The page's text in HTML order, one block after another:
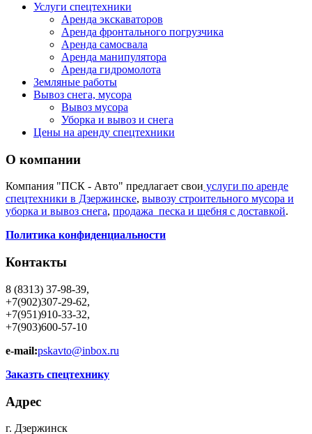
Услуги спецтехники
Аренда экскаваторов
Аренда фронтального погрузчика
Аренда самосвала
Аренда манипулятора
Аренда гидромолота
Земляные работы
Вывоз снега, мусора
Вывоз мусора
Уборка и вывоз и снега
Цены на аренду спецтехники
О компании
Компания "ПСК - Авто" предлагает свои услуги по аренде
спецтехники в Дзержинске, вывозу строительного мусора и
уборка и вывоз снега, продажа песка и щебня с доставкой.
Политика конфиденциальности
Контакты
8 (8313) 37-98-39,
+7(902)307-29-62,
+7(951)910-33-32,
+7(903)600-57-10
e-mail:pskavto@inbox.ru
Заказть спецтехнику
Адрес
г. Дзержинск